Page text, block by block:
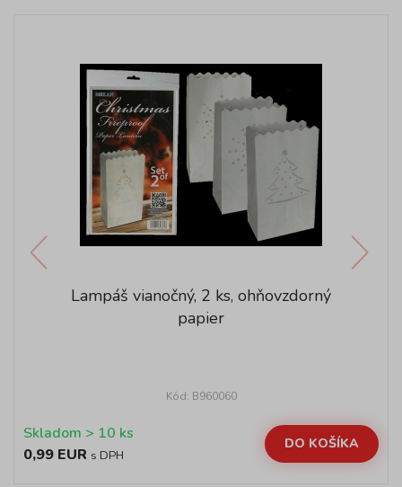
Lampáš vianočný, 2 ks, ohňovzdorný
papier
Kód: B960060
Skladom > 10 ks
0,99 EUR s DPH
DO KOŠÍKA